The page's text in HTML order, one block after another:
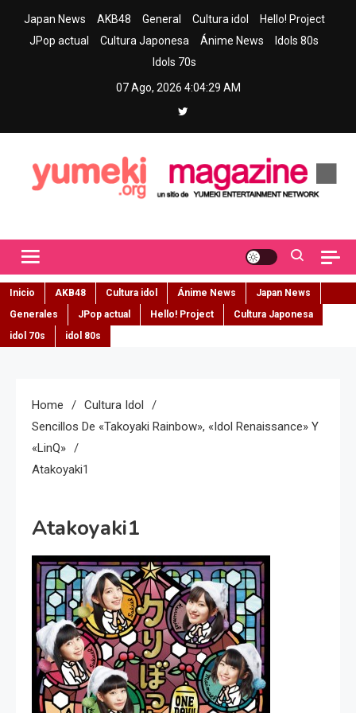
Japan News AKB48 General Cultura idol
Hello! Project
JPop actual
Cultura Japonesa Ánime News
Idols 80s
Idols 70s
07 Ago, 2026 4:04:30 AM
Inicio AKB48 Cultura idol Ánime News
Japan News
Generales
JPop actual Hello! Project
Cultura Japonesa
idol 70s
idol 80s
Home
Cultura Idol
Sencillos De «Takoyaki Rainbow», «Idol Renaissance» Y
«LinQ»
Atakoyaki1
Atakoyaki1